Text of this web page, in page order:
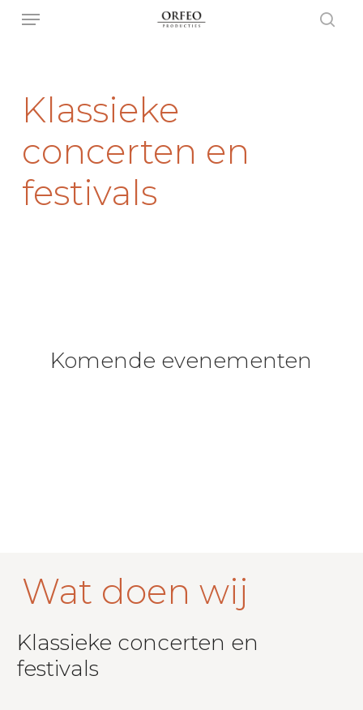
SkipMenu
Klassieke
concerten en
festivals
Komende evenementen
Wat doen wij
Klassieke concerten en
festivals